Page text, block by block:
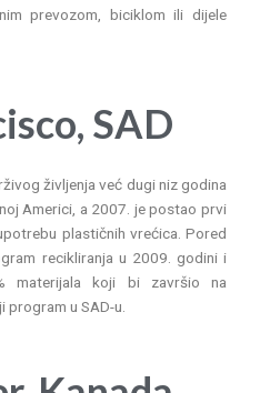
prevozom, biciklom ili dijele
SAD
življenja već dugi niz godina
Americi, a 2007. je postao prvi
plastičnih vrećica. Pored
recikliranja u 2009. godini i
materijala koji bi završio na
program u SAD-u.